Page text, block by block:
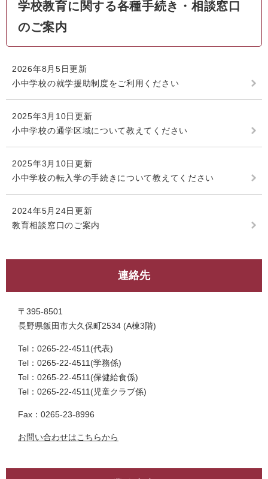
学校教育に関する各種手続き・相談窓口
のご案内
2026年8月5日更新
小中学校の就学援助制度をご利用ください
2025年3月10日更新
小中学校の通学区域について教えてください
2025年3月10日更新
小中学校の転入学の手続きについて教えてください
2024年5月24日更新
教育相談窓口のご案内
連絡先
〒395-8501
長野県飯田市大久保町2534 (A棟3階)
Tel：0265-22-4511 代表
Tel：0265-22-4511 学務係
Tel：0265-22-4511 保健給食係
Tel：0265-22-4511
児童クラブ係
Fax：0265-23-8996
お問い合わせはこちらから